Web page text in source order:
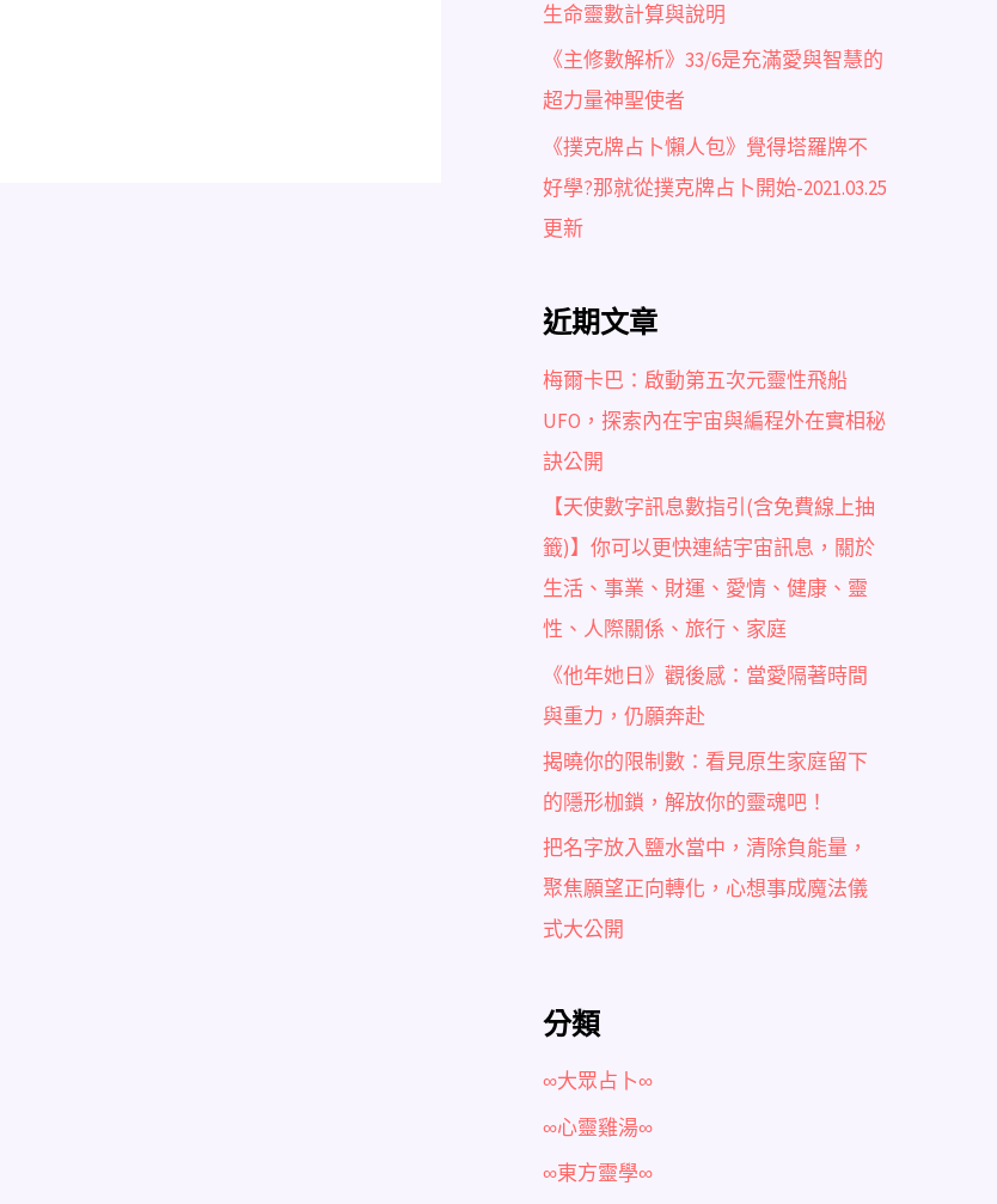
生命靈數計算與說明
《主修數解析》33/6是充滿愛與智慧的
超力量神聖使者
《撲克牌占卜懶人包》覺得塔羅牌不
好學?那就從撲克牌占卜開始-2021.03.25
更新
近期文章
梅爾卡巴：啟動第五次元靈性飛船
UFO，探索內在宇宙與編程外在實相秘
訣公開
【天使數字訊息數指引(含免費線上抽
籤)】你可以更快連結宇宙訊息，關於
生活、事業、財運、愛情、健康、靈
性、人際關係、旅行、家庭
《他年她日》觀後感：當愛隔著時間
與重力，仍願奔赴
揭曉你的限制數：看見原生家庭留下
的隱形枷鎖，解放你的靈魂吧！
把名字放入鹽水當中，清除負能量，
聚焦願望正向轉化，心想事成魔法儀
式大公開
分類
∞大眾占卜∞
∞心靈雞湯∞
∞東方靈學∞